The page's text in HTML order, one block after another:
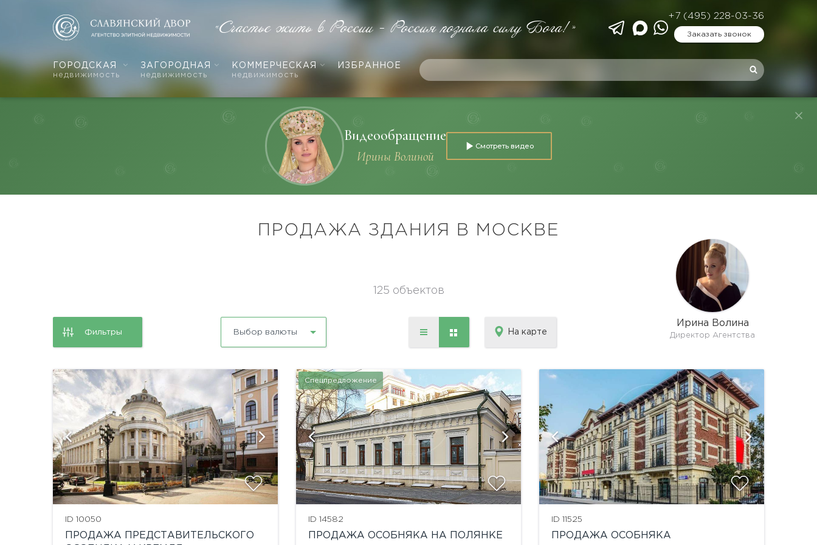
ГОРОДСКАЯ
недвижимость
ЗАГОРОДНАЯ
недвижимость
КОММЕРЧЕСКАЯ
недвижимость
ИЗБРАННОЕ
«Счастье жить в России - Россия познала силу Бога!»
+7 (495) 228-03-36
Заказать звонок
Видеообращение
Ирины Волиной
Смотреть видео
ПРОДАЖА ЗДАНИЯ В МОСКВЕ
125 объектов
Фильтры Выбор валюты На карте
Ирина Волина
Директор Агентства
ID 10050
ПРОДАЖА ПРЕДСТАВИТЕЛЬСКОГО
показать ещё 5 фотографий
Спецпредложение
ID 14582
ПРОДАЖА ОСОБНЯКА НА ПОЛЯНКЕ
ID 11525
ПРОДАЖА ОСОБНЯКА